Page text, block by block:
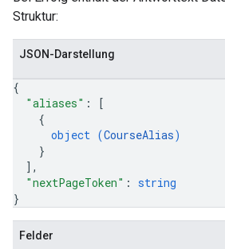
Struktur:
JSON-Darstellung
{
"aliases" :
[
{
object (CourseAlias)
}
] ,
"nextPageToken" : string
}
Felder